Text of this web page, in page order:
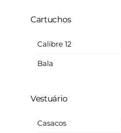
Cartuchos
Calibre 12
Bala
Vestuário
Casacos